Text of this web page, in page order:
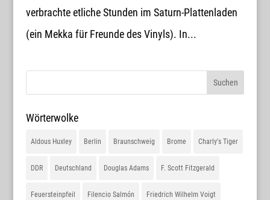
verbrachte etliche Stunden im Saturn-Plattenladen
(ein Mekka für Freunde des Vinyls). In...
Wörterwolke
Aldous Huxley Berlin Braunschweig Brome Charly's Tiger
DDR Deutschland Douglas Adams F. Scott Fitzgerald
Feuersteinpfeil Filencio Salmón Friedrich Wilhelm Voigt